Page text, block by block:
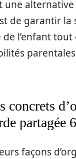
une
de garantir la
l’enfant
concrets
partagée
façons